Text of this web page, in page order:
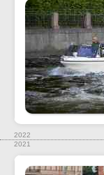
2022
2021